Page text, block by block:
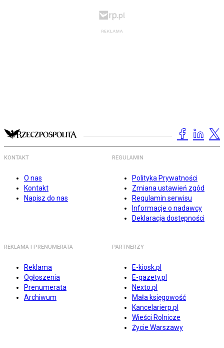
KONTAKT
O nas
Kontakt
Napisz do nas
REGULAMIN
Polityka Prywatności
Zmiana ustawień zgód
Regulamin serwisu
Informacje o nadawcy
Deklaracja dostępności
REKLAMA I PRENUMERATA
Reklama
Ogłoszenia
Prenumerata
Archiwum
PARTNERZY
E-kiosk.pl
E-gazety.pl
Nexto.pl
Mała księgowość
Kancelarierp.pl
Wieści Rolnicze
Życie Warszawy